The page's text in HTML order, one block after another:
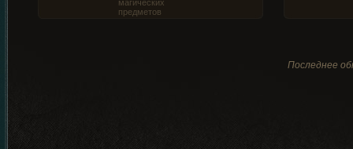
магических
предметов
Последнее